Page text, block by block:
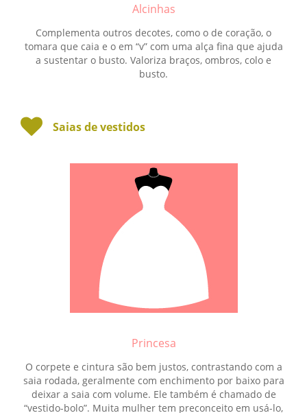
Alcinhas
Complementa outros decotes, como o de coração, o
tomara que caia e o em “v” com uma alça fina que ajuda
a sustentar o busto. Valoriza braços, ombros, colo e
busto.
Saias de vestidos
Princesa
O corpete e cintura são bem justos, contrastando com a
saia rodada, geralmente com enchimento por baixo para
deixar a saia com volume. Ele também é chamado de
“vestido-bolo”. Muita mulher tem preconceito em usá-lo,